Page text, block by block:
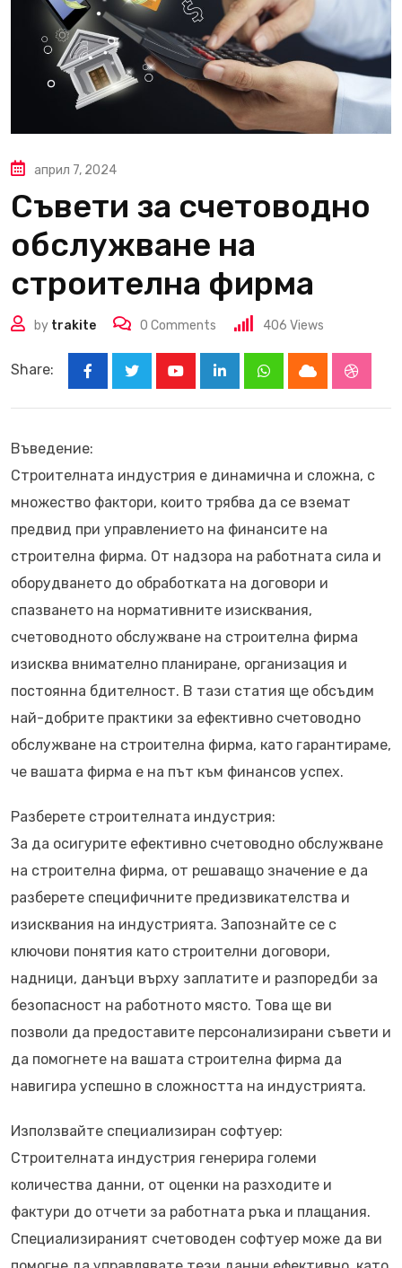
април 7, 2024
Съвети за счетоводно
обслужване на
строителна фирма
by trakite 0 Comments 406 Views
Share:
LinkedInWhatsappCloud
Въведение:
Строителната индустрия е динамична и сложна, с
множество фактори, които трябва да се вземат
предвид при управлението на финансите на
строителна фирма. От надзора на работната сила и
оборудването до обработката на договори и
спазването на нормативните изисквания,
счетоводното обслужване на строителна фирма
изисква внимателно планиране, организация и
постоянна бдителност. В тази статия ще обсъдим
най-добрите практики за ефективно счетоводно
обслужване на строителна фирма, като гарантираме,
че вашата фирма е на път към финансов успех.
Разберете строителната индустрия:
За да осигурите ефективно счетоводно обслужване
на строителна фирма, от решаващо значение е да
разберете специфичните предизвикателства и
изисквания на индустрията. Запознайте се с
ключови понятия като строителни договори,
надници, данъци върху заплатите и разпоредби за
безопасност на работното място. Това ще ви
позволи да предоставите персонализирани съвети и
да помогнете на вашата строителна фирма да
навигира успешно в сложността на индустрията.
Използвайте специализиран софтуер:
Строителната индустрия генерира големи
количества данни, от оценки на разходите и
фактури до отчети за работната ръка и плащания.
Специализираният счетоводен софтуер може да ви